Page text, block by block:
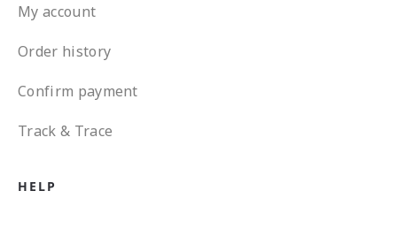
My account
Order history
Confirm payment
Track & Trace
HELP